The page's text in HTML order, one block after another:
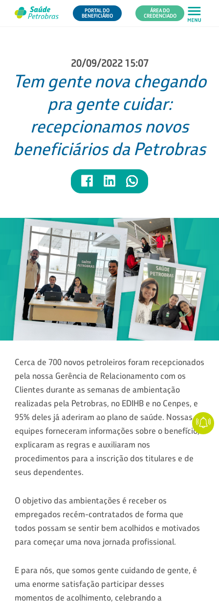
PORTAL DO
BENEFICIÁRIO
ÁREA DO
CREDENCIADO
20/09/2022 15:07
Tem gente nova chegando
pra gente cuidar:
recepcionamos novos
beneficiários da Petrobras
Cerca de 700 novos petroleiros foram recepcionados
pela nossa Gerência de Relacionamento com os
Clientes durante as semanas de ambientação
realizadas pela Petrobras, no EDIHB e no Cenpes, e
95% deles já aderiram ao plano de saúde. Nossas
equipes forneceram informações sobre o benefício,
explicaram as regras e auxiliaram nos
procedimentos para a inscrição dos titulares e de
seus dependentes.
O objetivo das ambientações é receber os
empregados recém-contratados de forma que
todos possam se sentir bem acolhidos e motivados
para começar uma nova jornada profissional.
E para nós, que somos gente cuidando de gente, é
uma enorme satisfação participar desses
momentos de acolhimento, celebrando a